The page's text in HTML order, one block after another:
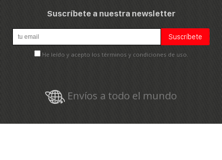
Suscríbete a nuestra newsletter
He leído y acepto los términos y condiciones de uso.
Envíos a todo el mundo